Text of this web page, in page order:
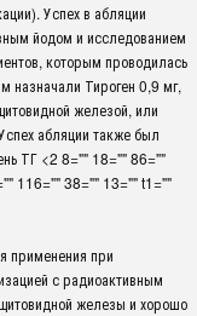
Успех в абляции
йодом и исследованием
которым проводилась
назначали Тироген 0,9 мг,
железой, или
абляции также был
ТГ <2 8="" 18="" 86=""
116="" 38="" 13="" t1=""
применения при
с радиоактивным
железы и хорошо